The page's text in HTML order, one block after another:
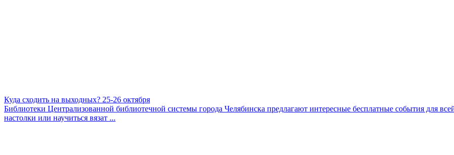
Куда сходить на выходных? 25-26 октября
Библиотеки Централизованной библиотечной системы города Челябинска предлагают интересные бесплатные события для
настолки или научиться вязат ...